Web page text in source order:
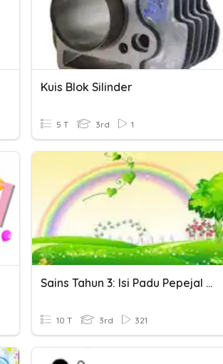
Kuis Blok Silinder
5 T 3rd 1
Sains Tahun 3: Isi Padu Pepejal Tidak Sekata
10 T 3rd 321